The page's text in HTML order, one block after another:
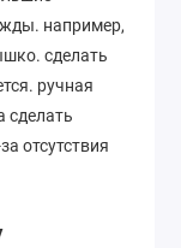
например,
сделать
ручная
сделать
отсутствия